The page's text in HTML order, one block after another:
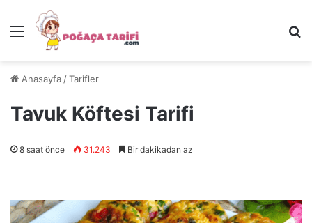
Menü
Anasayfa /Tarifler
Tavuk Köftesi Tarifi
8 saat önce 31.243 Bir dakikadan az